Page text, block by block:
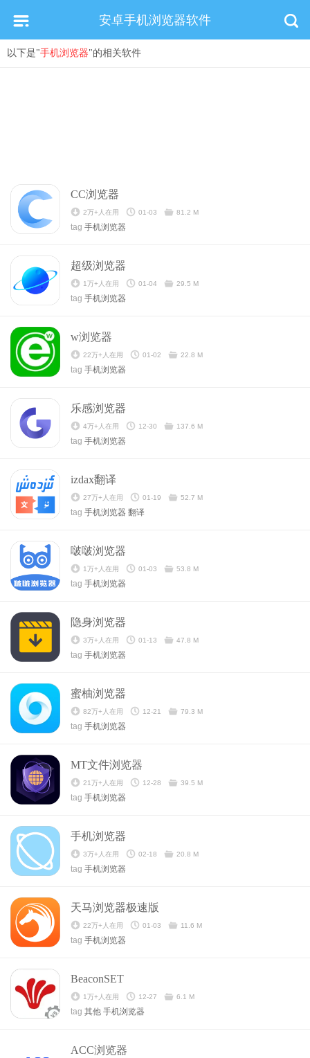
安卓手机浏览器软件
以下是"手机浏览器"的相关软件
CC浏览器
2万+人在用 01-03 81.2 M
tag 手机浏览器
超级浏览器
1万+人在用 01-04 29.5 M
tag 手机浏览器
w浏览器
22万+人在用 01-02 22.8 M
tag 手机浏览器
乐感浏览器
4万+人在用 12-30 137.6 M
tag 手机浏览器
izdax翻译
27万+人在用 01-19 52.7 M
tag 手机浏览器 翻译
啵啵浏览器
1万+人在用 01-03 53.8 M
tag 手机浏览器
隐身浏览器
3万+人在用 01-13 47.8 M
tag 手机浏览器
蜜柚浏览器
82万+人在用 12-21 79.3 M
tag 手机浏览器
MT文件浏览器
21万+人在用 12-28 39.5 M
tag 手机浏览器
手机浏览器
3万+人在用 02-18 20.8 M
tag 手机浏览器
天马浏览器极速版
22万+人在用 01-03 11.6 M
tag 手机浏览器
BeaconSET
1万+人在用 12-27 6.1 M
tag 其他 手机浏览器
ACC浏览器